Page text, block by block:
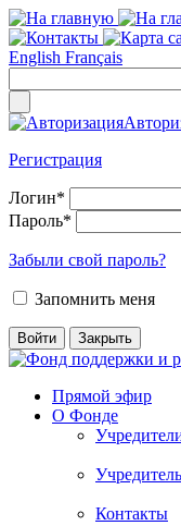
English Français
Регистрация
Логин*
Пароль*
Забыли свой пароль?
Запомнить меня
Прямой эфир
О Фонде
Контакты